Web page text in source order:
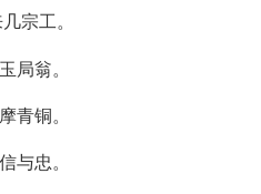
宗工。
局翁。
青铜。
与忠。